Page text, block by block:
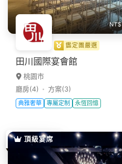
NT$
鑑定團嚴選
田川國際宴會館
桃園市
廳房(4)
方案(3)
典雅奢華 專屬定制 永恆回憶
頂級宴席